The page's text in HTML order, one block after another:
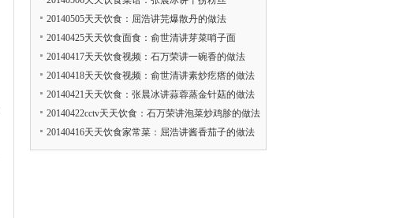
20140505天天饮食：屈浩讲芫爆散丹的做法
20140425天天饮食面食：俞世清讲芽菜哨子面
20140417天天饮食视频：石万荣讲一碗香的做法
20140418天天饮食视频：俞世清讲素炒疙瘩的做法
20140421天天饮食：张晨冰讲蒜蓉蒸金针菇的做法
20140422cctv天天饮食：石万荣讲泡菜炒鸡胗的做法
20140416天天饮食家常菜：屈浩讲酱香茄子的做法